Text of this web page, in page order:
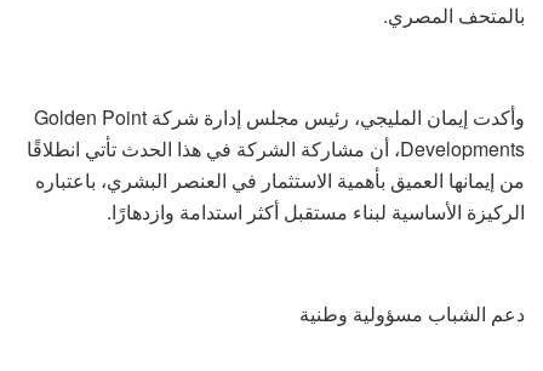
بالمتحف المصري.
وأكدت إيمان المليجي، رئيس مجلس إدارة شركة Golden Point
Developments، أن مشاركة الشركة في هذا الحدث تأتي انطلاقًا
من إيمانها العميق بأهمية الاستثمار في العنصر البشري، باعتباره
الركيزة الأساسية لبناء مستقبل أكثر استدامة وازدهارًا.
دعم الشباب مسؤولية وطنية